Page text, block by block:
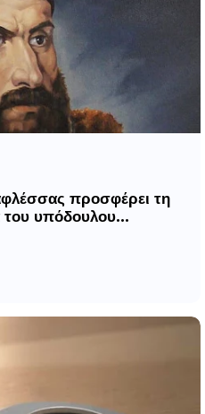
προσφέρει τη
του υπόδουλου